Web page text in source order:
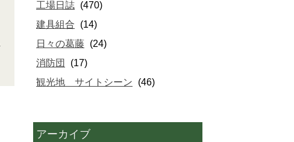
工場日誌 (470)
建具組合
(14)
日々の葛藤 (24)
消防団
(17)
観光地 サイトシーン
(46)
アーカイブ